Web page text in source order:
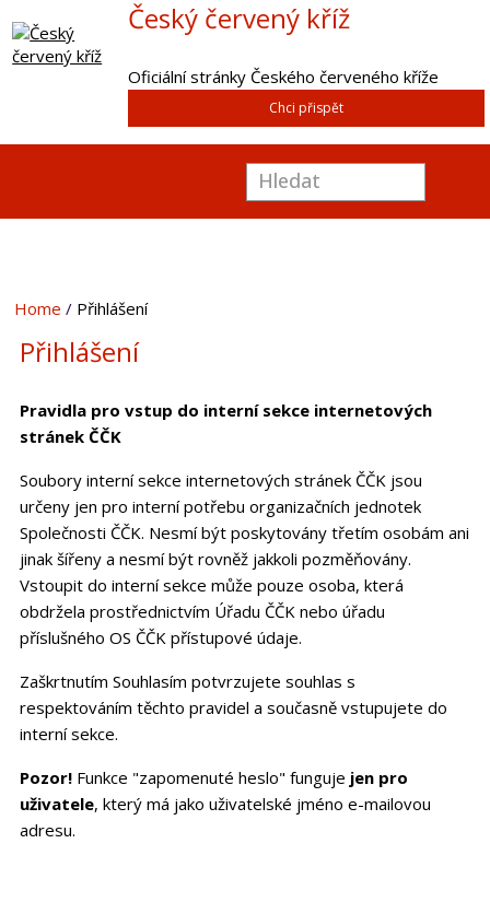
Český červený kříž
Oficiální stránky Českého červeného kříže
Chci přispět
Home Přihlášení
Přihlášení
Pravidla pro vstup do interní sekce internetových
stránek ČČK
Soubory interní sekce internetových stránek ČČK jsou
určeny jen pro interní potřebu organizačních jednotek
Společnosti ČČK. Nesmí být poskytovány třetím osobám ani
jinak šířeny a nesmí být rovněž jakkoli pozměňovány.
Vstoupit do interní sekce může pouze osoba, která
obdržela prostřednictvím Úřadu ČČK nebo úřadu
příslušného OS ČČK přístupové údaje.
Zaškrtnutím Souhlasím potvrzujete souhlas s
respektováním těchto pravidel a současně vstupujete do
interní sekce.
Pozor!Funkce "zapomenuté heslo" funguje jen pro
uživatele, který má jako uživatelské jméno e-mailovou
adresu.